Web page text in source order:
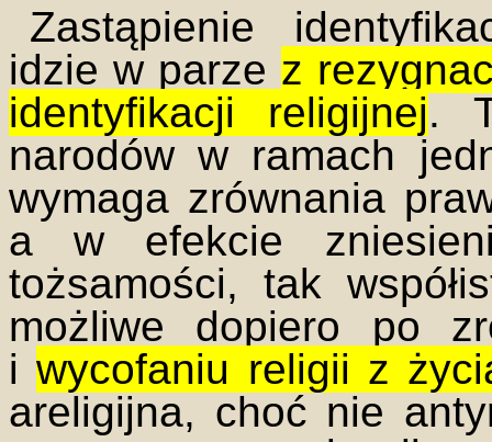
Zastąpienie
idzie w parze z
identyfikacji religijnej.
narodów w ramach
wymaga zrównania
a w efekcie
tożsamości, tak
możliwe dopiero po
iwycofaniu religii z
areligijna, choć nie